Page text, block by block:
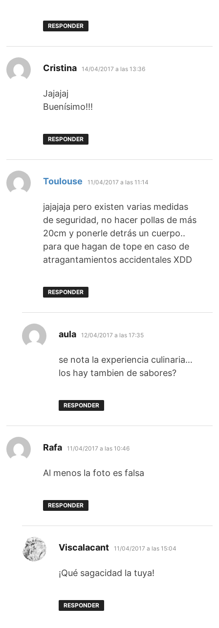
RESPONDER
Cristina dice:
14/04/2017 a las 13:36
Jajajaj
Buenísimo!!!
RESPONDER
Toulouse dice:
11/04/2017 a las 11:14
jajajaja pero existen varias medidas
de seguridad, no hacer pollas de más
20cm y ponerle detrás un cuerpo..
para que hagan de tope en caso de
atragantamientos accidentales XDD
RESPONDER
aula dice:
12/04/2017 a las 17:35
se nota la experiencia culinaria…
los hay tambien de sabores?
RESPONDER
Rafa dice:
11/04/2017 a las 10:46
Al menos la foto es falsa
RESPONDER
Viscalacant dice:
11/04/2017 a las 15:04
¡Qué sagacidad la tuya!
RESPONDER